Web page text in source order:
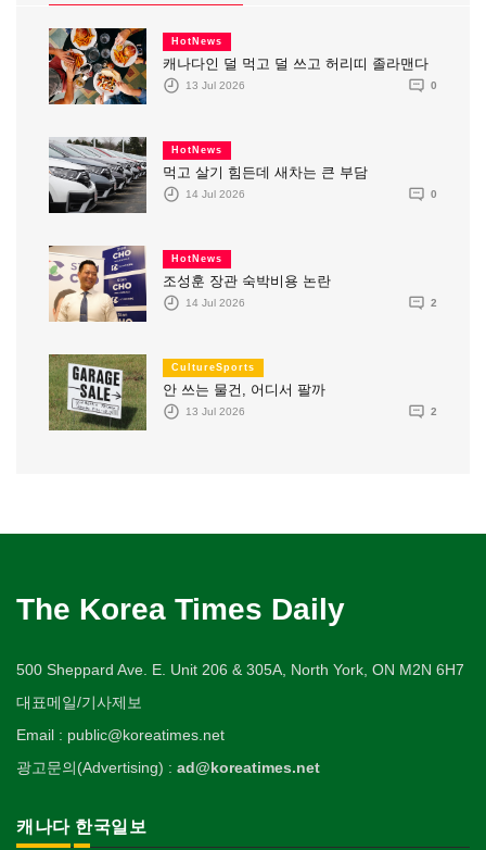
HotNews
캐나다인 덜 먹고 덜 쓰고 허리띠 졸라맨다
13 Jul 2026 0
HotNews
먹고 살기 힘든데 새차는 큰 부담
14 Jul 2026 0
HotNews
조성훈 장관 숙박비용 논란
14 Jul 2026 2
CultureSports
안 쓰는 물건, 어디서 팔까
13 Jul 2026 2
The Korea Times Daily
500 Sheppard Ave. E. Unit 206 & 305A, North York, ON M2N 6H7
대표메일/기사제보
Email : public@koreatimes.net
광고문의(Advertising) : ad@koreatimes.net
캐나다 한국일보